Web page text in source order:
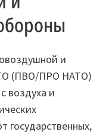
и
(ПВО/ПРО НАТО)
воздуха и
государственных,